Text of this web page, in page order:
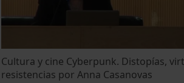
Cultura y cine Cyberpunk. Distopías,
resistencias por Anna Casanovas